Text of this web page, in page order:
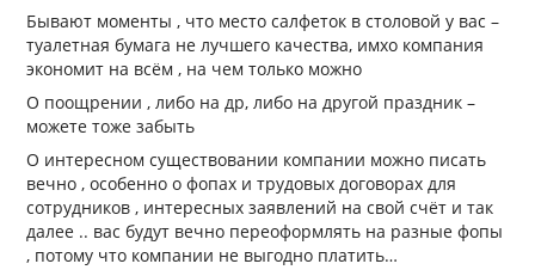
Бывают моменты , что место салфеток в столовой у вас –
туалетная бумага не лучшего качества, имхо компания
экономит на всём , на чем только можно
О поощрении , либо на др, либо на другой праздник –
можете тоже забыть
О интересном существовании компании можно писать
вечно , особенно о фопах и трудовых договорах для
сотрудников , интересных заявлений на свой счёт и так
далее .. вас будут вечно переоформлять на разные фопы
, потому что компании не выгодно платить…